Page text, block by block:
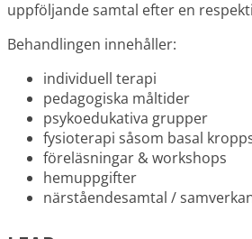
uppföljande samtal efter en
Behandlingen innehåller:
individuell terapi
pedagogiska måltider
psykoedukativa grupper
fysioterapi såsom basal
föreläsningar & workshops
hemuppgifter
närståendesamtal /